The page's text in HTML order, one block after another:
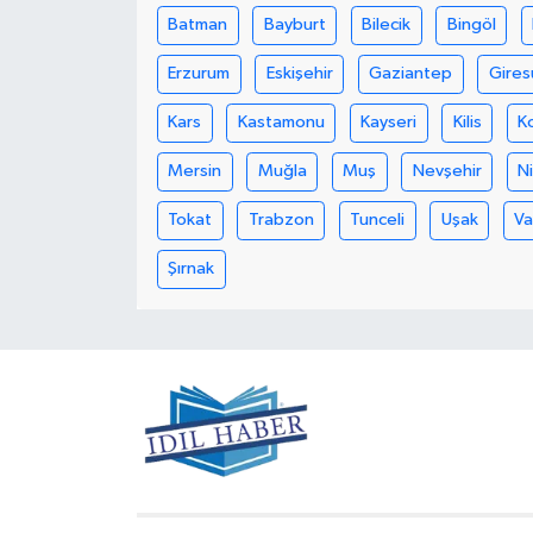
Batman Bayburt Bilecik Bingöl
Erzurum Eskişehir Gaziantep
Kars Kastamonu Kayseri Kilis
Mersin Muğla Muş Nevşehir
Tokat Trabzon Tunceli Uşak
Şırnak